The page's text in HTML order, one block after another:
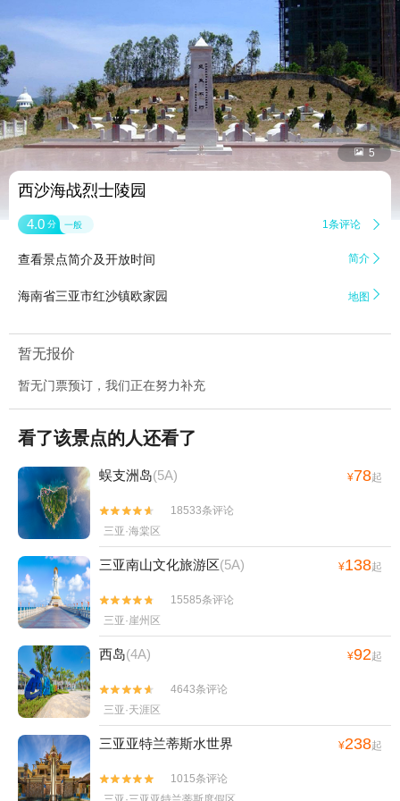
 5
西沙海战烈士陵园
4.0 分 一般 1条评论 
查看景点简介及开放时间 简介 
海南省三亚市红沙镇欧家园 地图 
暂无报价
暂无门票预订，我们正在努力补充
看了该景点的人还看了
蜈支洲岛(5A) ¥78起


18533条评论
三亚·海棠区
三亚南山文化旅游区(5A) ¥138起


15585条评论
三亚·崖州区
西岛(4A) ¥92起


4643条评论
三亚·天涯区
三亚亚特兰蒂斯水世界 ¥238起


1015条评论
